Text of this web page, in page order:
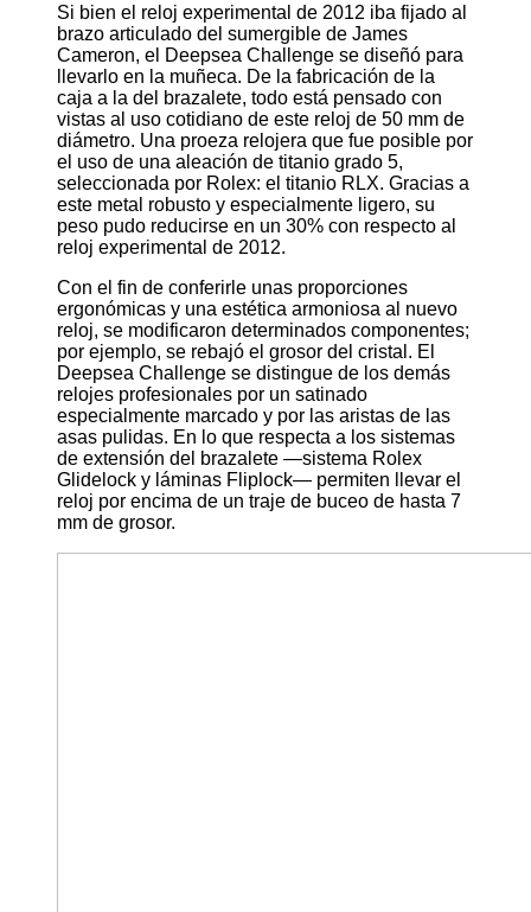
Si bien el reloj experimental de 2012 iba fijado al
brazo articulado del sumergible de James
Cameron, el Deepsea Challenge se diseñó para
llevarlo en la muñeca. De la fabricación de la
caja a la del brazalete, todo está pensado con
vistas al uso cotidiano de este reloj de 50 mm de
diámetro. Una proeza relojera que fue posible por
el uso de una aleación de titanio grado 5,
seleccionada por Rolex: el titanio RLX. Gracias a
este metal robusto y especialmente ligero, su
peso pudo reducirse en un 30% con respecto al
reloj experimental de 2012.
Con el fin de conferirle unas proporciones
ergonómicas y una estética armoniosa al nuevo
reloj, se modificaron determinados componentes;
por ejemplo, se rebajó el grosor del cristal. El
Deepsea Challenge se distingue de los demás
relojes profesionales por un satinado
especialmente marcado y por las aristas de las
asas pulidas. En lo que respecta a los sistemas
de extensión del brazalete —sistema Rolex
Glidelock y láminas Fliplock— permiten llevar el
reloj por encima de un traje de buceo de hasta 7
mm de grosor.